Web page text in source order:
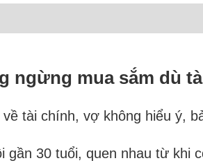
ngừng mua sắm dù
tài chính, vợ không hiểu ý,
gần 30 tuổi, quen nhau từ khi